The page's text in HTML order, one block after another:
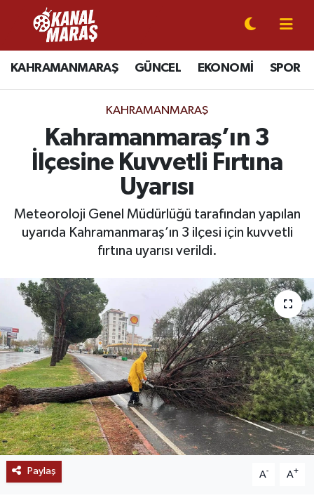
KAHRAMANMARAŞ GÜNCEL EKONOMİ SPOR
KAHRAMANMARAŞ
Kahramanmaraş’ın 3
İlçesine Kuvvetli Fırtına
Uyarısı
Meteoroloji Genel Müdürlüğü tarafından yapılan
uyarıda Kahramanmaraş’ın 3 ilçesi için kuvvetli
fırtına uyarısı verildi.
Paylaş A- A+
CANLI YAYIN
KAHRAMANMARAŞ
SPOR
EKONOMİ
MAGAZİN
SAĞLIK
EĞİTİM
BÖLGE
KEŞFET
POPÜLER
Kahramanmaraş Nöbetçi Eczaneler
Kahramanmaraş Hava Durumu
Kahramanmaraş Trafik Yoğunluk Haritası
Süper Lig Puan Durumu ve Fikstür
Tüm Manşetler
Haber Arşivi